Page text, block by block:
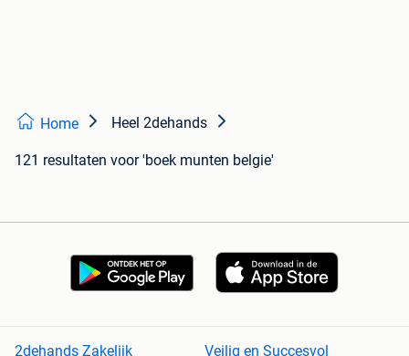
Home Heel 2dehands
121 resultaten voor 'boek munten belgie'
2dehands Zakelijk Veilig en Succesvol